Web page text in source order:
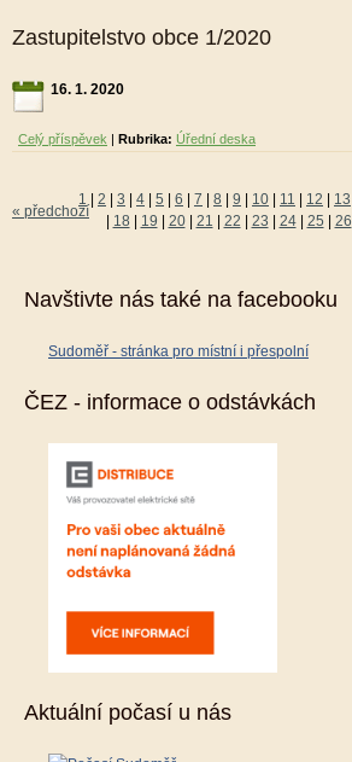
Zastupitelstvo obce 1/2020
16. 1. 2020
Celý příspěvek | Rubrika: Úřední deska
« předchozí
1 2 3 4 5 6 7 8 9 10 11 12 13
18 19 20 21 22 23 24 25 26
Navštivte nás také na facebooku
Sudoměř - stránka pro místní i přespolní
ČEZ - informace o odstávkách
Aktuální počasí u nás